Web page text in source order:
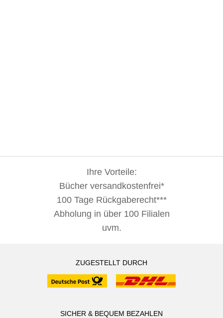
Ihre Vorteile:
Bücher versandkostenfrei*
100 Tage Rückgaberecht***
Abholung in über 100 Filialen
uvm.
ZUGESTELLT DURCH
SICHER & BEQUEM BEZAHLEN